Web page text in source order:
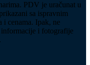
PDV je uračunat u
sa ispravnim
i cenama. Ipak, ne
informacije i fotografije